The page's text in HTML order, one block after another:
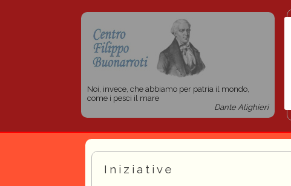
Noi, invece, che abbiamo per patria il mondo,
come i pesci il mare
Dante Alighieri
Iniziative